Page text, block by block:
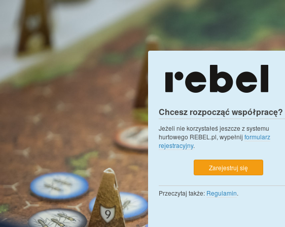
Chcesz rozpocząć współpracę?
Jeżeli nie korzystałeś jeszcze z systemu
hurtowego REBEL.pl, wypełnij formularz
rejestracyjny.
Zarejestruj się
Przeczytaj także: Regulamin.